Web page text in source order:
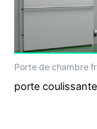
Porte de chambre
porte